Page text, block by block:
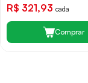
R$ 321,93 cada
Comprar